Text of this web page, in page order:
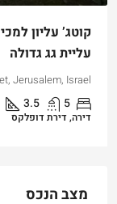
למכירה דירת
Jerusalem, Israel
3
3
דירה, דירת גן